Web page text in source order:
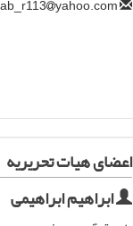
yahoo.com
اعضای هیات تحریریه
ابراهیم ابراهیمی